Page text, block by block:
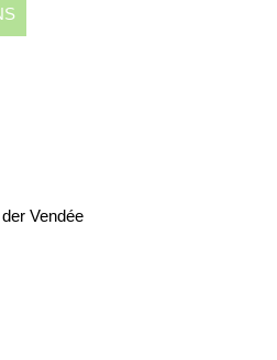
Vendée